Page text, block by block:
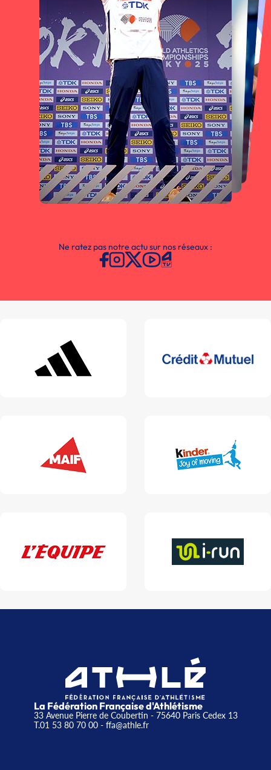
Ne ratez pas notre actu sur nos réseaux :
La Fédération Française d'Athlétisme
33 Avenue Pierre de Coubertin - 75640 Paris Cedex 13
T.01 53 80 70 00- ffa@athle.fr